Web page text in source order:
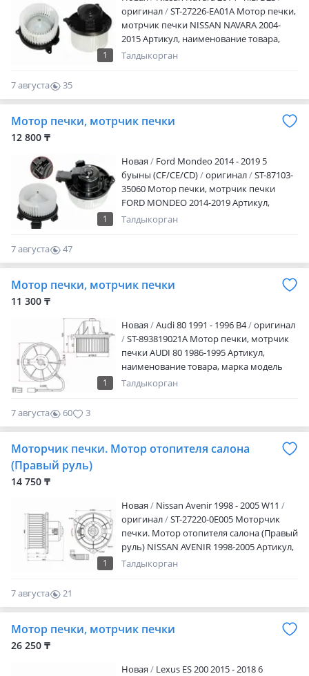
1
оригинал
ST-27226-EA01A Мотор печки,
мотрчик печки NISSAN NAVARA 2004-
2015 Артикул, наименование товара,
марка модель авто, период выпуска
пт.09: 00 — 18: 00 Сб.10: 00 — 17: 00 Вс —
выходной
Талдыкорган
7 августа
35
0
Мотор печки, мотрчик печки
12 800 ₸
1
Новая
Ford Mondeo 2014 - 2019 5
буыны (CF/CE/CD)
оригинал
ST-87103-
35060 Мотор печки, мотрчик печки
FORD MONDEO 2014-2019 Артикул,
наименование товара, марка модель
Желтоксан 259 Режим работы: Пн. —
пт.09: 00 — 18: 00 Сб.10: 00 — 17: 00 Вс —
Талдыкорган
7 августа
47
0
Мотор печки, мотрчик печки
11 300 ₸
1
Новая Audi 80 1991 - 1996 B4
оригинал
ST-893819021A Мотор печки, мотрчик
печки AUDI 80 1986-1995 Артикул,
наименование товара, марка модель
авто, период выпуска Наличие и
пт.09: 00 — 18: 00 Сб.10: 00 — 17: 00 Вс —
выходной
Талдыкорган
7 августа 60 3
Моторчик печки. Мотор отопителя салона
(Правый руль)
14 750 ₸
1
Новая
Nissan Avenir 1998 - 2005 W11
оригинал
ST-27220-0E005 Моторчик
печки. Мотор отопителя салона (Правый
руль) NISSAN AVENIR 1998-2005 Артикул,
наименование товара, марка модель
Желтоксан 259 Режим работы: Пн. —
пт.09: 00 — 18: 00 Сб.10: 00 — 17: 00 Вс —
Талдыкорган
7 августа
21
0
Мотор печки, мотрчик печки
26 250 ₸
Новая
Lexus ES 200 2015 - 2018 6